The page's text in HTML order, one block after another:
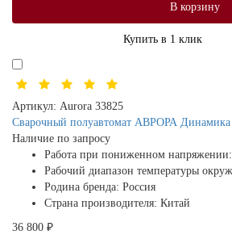
В корзину
Купить в 1 клик
Артикул: Aurora 33825
Сварочный полуавтомат АВРОРА
Наличие по запросу
Работа при пониженном напряжении:
Рабочий диапазон температуры
Родина бренда: Россия
Страна производителя: Китай
36 800 ₽